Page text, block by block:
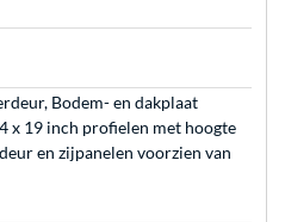
Bodem- en dakplaat
x 19 inch profielen met hoogte
en zijpanelen voorzien van